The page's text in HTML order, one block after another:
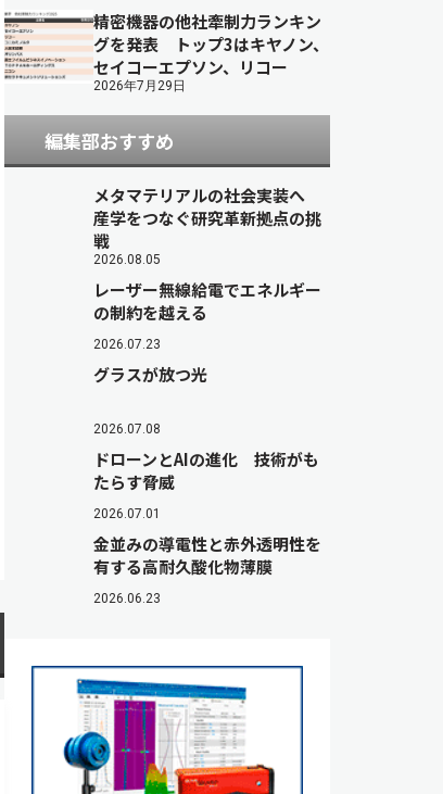
精密機器の他社牽制力ランキン
グを発表 トップ3はキヤノン、
セイコーエプソン、リコー
2026年7月29日
編集部おすすめ
メタマテリアルの社会実装へ
産学をつなぐ研究革新拠点の挑
戦
2026.08.05
レーザー無線給電でエネルギー
の制約を越える
2026.07.23
グラスが放つ光
2026.07.08
ドローンとAIの進化 技術がも
たらす脅威
2026.07.01
金並みの導電性と赤外透明性を
有する高耐久酸化物薄膜
2026.06.23